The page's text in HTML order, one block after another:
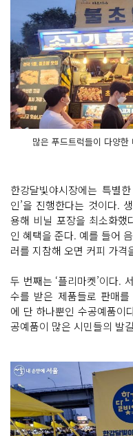
많은 푸드트럭들이 다양
한강달빛야시장에는 특별
인’을 진행한다는 것이다.
용해 비닐 포장을 최소화
인 혜택을 준다. 예를 들어
러를 지참해 오면 커피 가격
두 번째는 ‘플리마켓’이다.
수를 받은 제품들로 판매
에 단 하나뿐인 수공예품이
공예품이 많은 시민들의 발